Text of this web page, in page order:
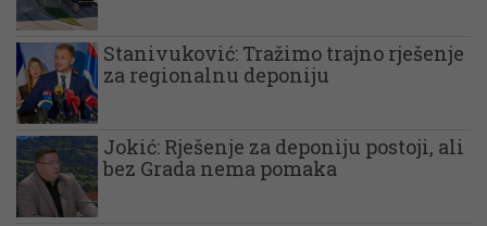
Stanivuković: Tražimo trajno rješenje
za regionalnu deponiju
Jokić: Rješenje za deponiju postoji, ali
bez Grada nema pomaka